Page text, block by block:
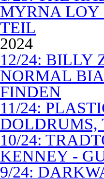
MYRNA LOY
TEIL
2024
12/24: BILLY
NORMAL
FINDEN
11/24:
DOLDRUMS,
10/24:
KENNEY -
9/24: